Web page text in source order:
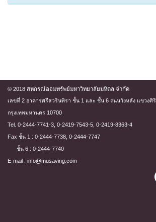
© 2018 สหกรณ์ออมทรัพย์มหาวิทยาลัยมหิดล จำกัด
เลขที่ 2 อาคารศรีสวรินทิรา ชั้น 1 และ ชั้น 6 ถนนวังหลัง แขวงศิ
กรุงเทพมหานคร 10700
Tel. 0-2444-7741-3, 0-2419-7543-5, 0-2419-8363-4
Fax ชั้น 1 : 0-2444-7738, 0-2444-7747
ชั้น 6 : 0-2444-7740
E-mail : info@musaving.com